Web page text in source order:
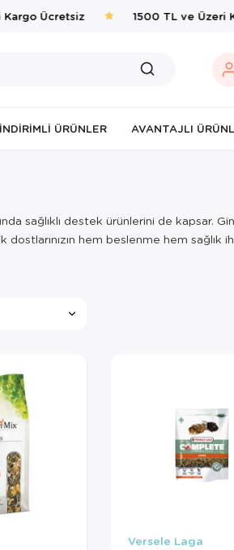
Ücretsiz 1500 TL ve Üzeri
İNDIRIMLI ÜRÜNLER AVANTAJLI
sağlıklı destek ürünlerini de kapsar.
hem beslenme hem sağlık
Versele Laga